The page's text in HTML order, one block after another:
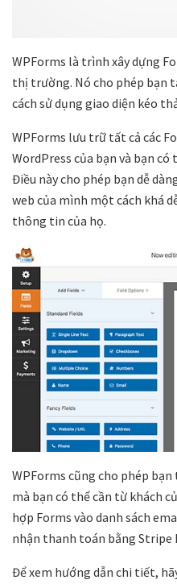
WPForms là trình xây dựng
thị trường. Nó cho phép bạn
cách sử dụng giao diện kéo
WPForms lưu trữ tất cả các
WordPress của bạn và bạn có
Điều này cho phép bạn dễ
web của mình một cách khá
thông tin của họ.
WPForms cũng cho phép
mà bạn có thể cần từ khách
hợp Forms vào danh sách
nhận thanh toán bằng Stripe
Để xem hướng dẫn chi tiết,